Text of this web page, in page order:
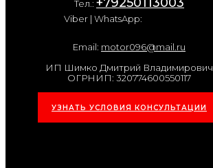
Тел.:
Viber | WhatsApp:
Email: motor096@mail.ru
ИП Шимко Дмитрий Владимирович
ОГРНИП: 320774600550117
УЗНАТЬ УСЛОВИЯ КОНСУЛЬТАЦИИ